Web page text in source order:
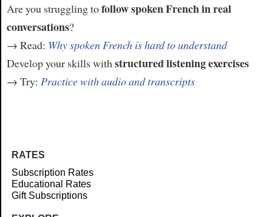
Are you struggling tofollow spoken French in real
conversations?
→ Read: Why spoken French is hard to understand
Develop your skills withstructured listening exercises
→ Try: Practice with audio and transcripts
RATES
Subscription Rates
Educational Rates
Gift Subscriptions